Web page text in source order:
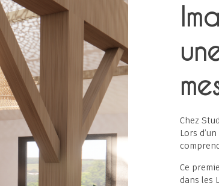
Chez
Lors
Ce
dans les